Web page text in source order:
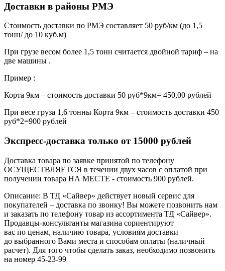
Доставки в районы РМЭ
Стоимость доставки по РМЭ составляет 50 руб/км (до 1,5
тонн/ до 10 куб.м)
При грузе весом более 1,5 тонн считается двойной тариф – на
две машины .
Пример :
Корта 9км – стоимость доставки 50 руб*9км= 450,00 рублей
При весе груза 1,6 тонны Корта 9км – стоимость доставки 450
руб*2=900 рублей
Экспресс-доставка только от 15000 рублей
Доставка товара по заявке принятой по телефону
ОСУЩЕСТВЛЯЕТСЯ в течении двух часов с оплатой при
получении товара НА МЕСТЕ - стоимость 900 рублей.
Описание: В ТД «Сайвер» действует новый сервис для
покупателей – доставка по звонку! Вы можете позвонить нам
и заказать по телефону товар из ассортимента ТД «Сайвер».
Продавцы-консультанты магазина сориентируют
вас по ценам, наличию товара, условиям доставки
до выбранного Вами места и способам оплаты (наличный
расчет). Для того чтобы сделать заказ, необходимо позвонить
на номер 45-23-99